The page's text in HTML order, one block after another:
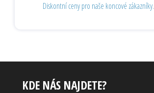
Diskontní ceny pro naše koncové zákazníky.
KDE NÁS NAJDETE?